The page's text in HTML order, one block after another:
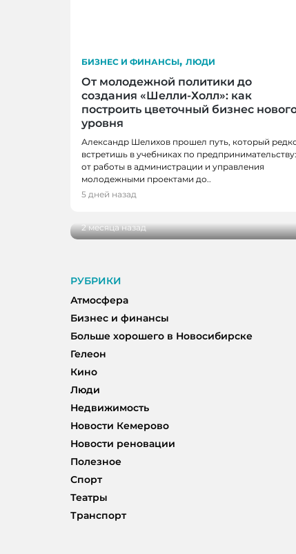
БИЗНЕС И ФИНАНСЫ, ЛЮДИ
От молодежной политики до
создания «Шелли-Холл»: как
построить цветочный бизнес
уровня
Александр Шелихов прошел путь, который
встретишь в учебниках по предпринимательству:
от работы в администрации и управления
молодежными проектами до..
5 дней назад
БИЗНЕС И ФИНАНСЫ, НОВОСТИ,
В Кемерове презентовали книгу о
2 месяца назад
РУБРИКИ
Атмосфера
Бизнес и финансы
Больше хорошего в Новосибирске
Гелеон
Кино
Люди
Недвижимость
Новости Кемерово
Новости реновации
Полезное
Спорт
Театры
Транспорт